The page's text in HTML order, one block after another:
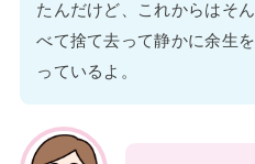
たんだけど、これからはそ
べて捨て去って静かに余生
っているよ。